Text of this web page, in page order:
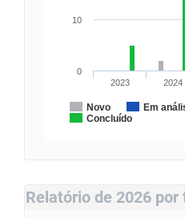
Novo Em
Concluído
2023 2024
0
10
Relatório de 2026